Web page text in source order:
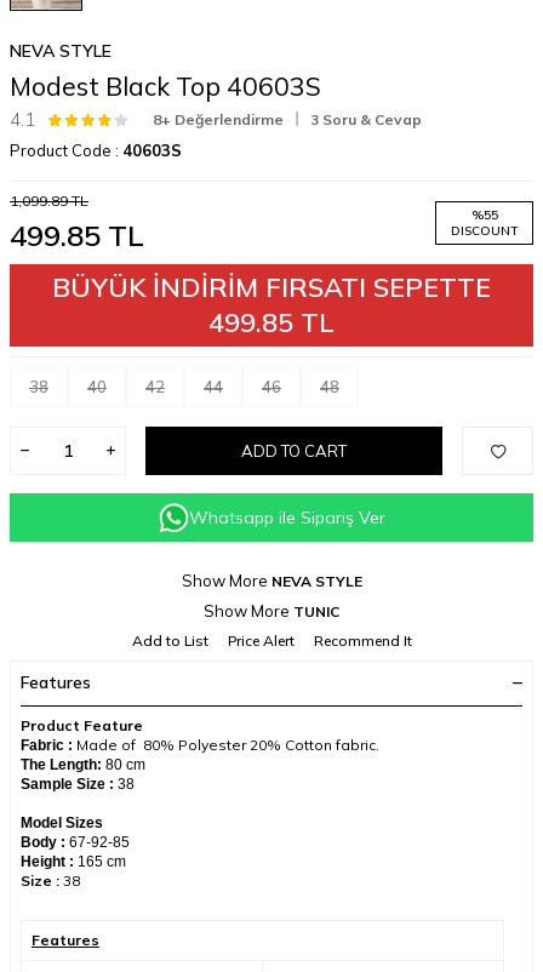
NEVA STYLE
Modest Black Top 40603S
4.1 8+ Değerlendirme 3 Soru & Cevap
Product Code : 40603S
1,099.89TL
499.85 TL
%55
DISCOUNT
BÜYÜK İNDİRİM FIRSATI SEPETTE
499.85 TL
38 40 42 44 46 48
ADD TO CART
Whatsapp ile Sipariş Ver
Show More NEVA STYLE
Show More TUNIC
Add to List
Price Alert Recommend It
Features
Product Feature
Fabric : Made of 80% Polyester 20% Cotton fabric.
The Length: 80 cm
Sample Size : 38
Model Sizes
Body : 67-92-85
Height : 165 cm
Size : 38​
Features